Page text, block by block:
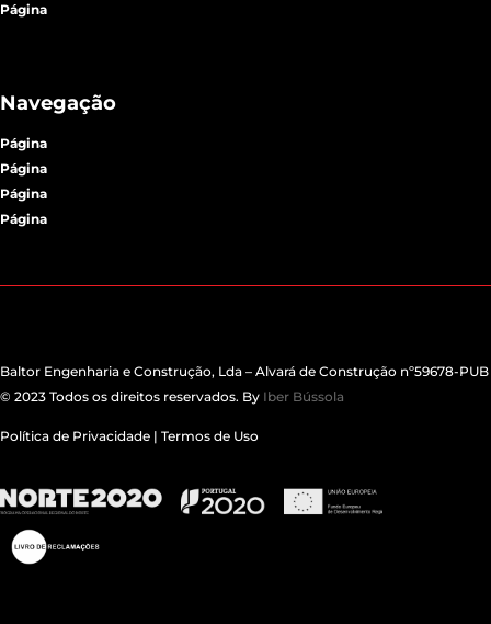
Página
Navegação
Página
Página
Página
Página
Baltor Engenharia e Construção, Lda – Alvará de Construção nº59678-PUB
© 2023 Todos os direitos reservados. By Iber Bússola
Política de Privacidade | Termos de Uso